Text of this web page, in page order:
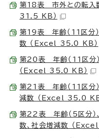
第18表 市外との転入
31.5 KB）
第19表 年齢（11区分）
数 （Excel 35.0 KB）
第20表 年齢（11区分）
（Excel 35.0 KB）
第21表 年齢（11区分）
減数 （Excel 35.0 KB
第22表 年齢（5区分）
数、社会増減数 （